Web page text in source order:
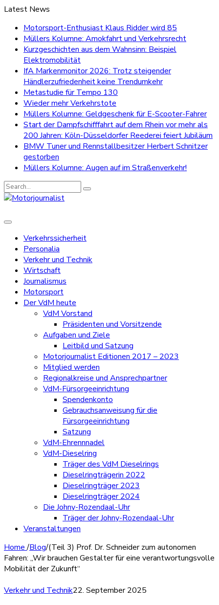
Latest News
Motorsport-Enthusiast Klaus Ridder wird 85
Müllers Kolumne: Amokfahrt und Verkehrsrecht
Kurzgeschichten aus dem Wahnsinn: Beispiel
Elektromobilität
IfA Markenmonitor 2026: Trotz steigender
Händlerzufriedenheit keine Trendumkehr
Metastudie für Tempo 130
Wieder mehr Verkehrstote
Müllers Kolumne: Geldgeschenk für E-Scooter-Fahrer
Start der Dampfschifffahrt auf dem Rhein vor mehr als
200 Jahren: Köln-Düsseldorfer Reederei feiert Jubiläum
BMW Tuner und Rennstallbesitzer Herbert Schnitzer
gestorben
Müllers Kolumne: Augen auf im Straßenverkehr!
Search
for:
Verkehrssicherheit
Personalia
Verkehr und Technik
Wirtschaft
Journalismus
Motorsport
Der VdM heute
VdM Vorstand
Präsidenten und Vorsitzende
Aufgaben und Ziele
Leitbild und Satzung
Motorjournalist Editionen 2017 – 2023
Mitglied werden
Regionalkreise und Ansprechpartner
VdM-Fürsorgeeinrichtung
Spendenkonto
Gebrauchsanweisung für die
Fürsorgeeinrichtung
Satzung
VdM-Ehrennnadel
VdM-Dieselring
Träger des VdM Dieselrings
Dieselringträgerin 2022
Dieselringträger 2023
Dieselringträger 2024
Die Johny-Rozendaal-Uhr
Träger der Johny-Rozendaal-Uhr
Veranstaltungen
Home/Blog/(Teil 3) Prof. Dr. Schneider zum autonomen
Fahren: „Wir brauchen Gestalter für eine verantwortungsvolle
Mobilität der Zukunft“
Verkehr und Technik22. September 2025